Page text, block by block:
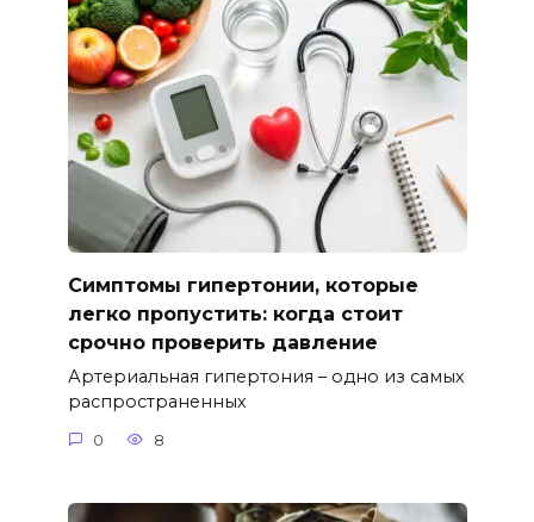
Симптомы гипертонии, которые
легко пропустить: когда стоит
срочно проверить давление
Артериальная гипертония – одно из самых
распространенных
0 8